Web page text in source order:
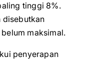
tinggi 8%.
disebutkan
maksimal.
penyerapan